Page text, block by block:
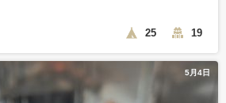
25 19
5月4日